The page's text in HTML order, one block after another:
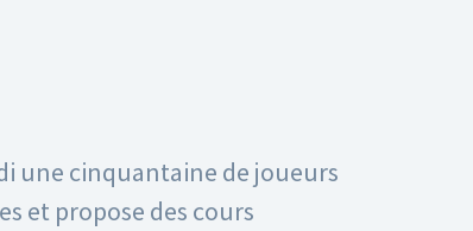
une cinquantaine de joueurs
et propose des cours